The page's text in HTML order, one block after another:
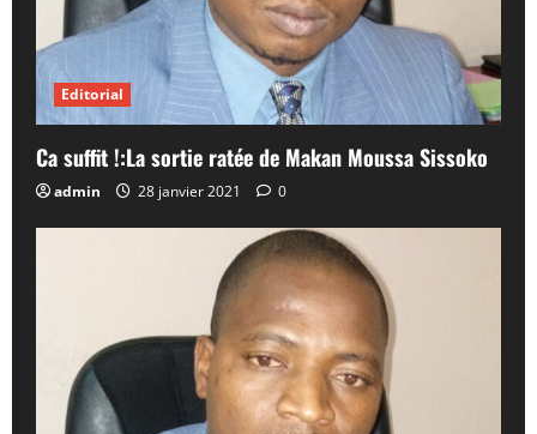
Editorial
Ca suffit !:La sortie ratée de Makan Moussa Sissoko
admin 28 janvier 2021 0